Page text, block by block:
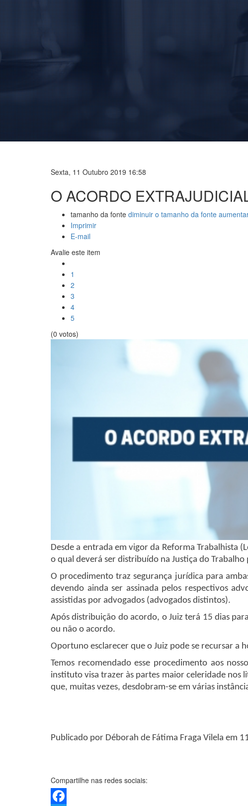
Sexta, 11 Outubro 2019 16:58
O ACORDO
tamanho da fonte diminuir o tamanho da fonte
Imprimir
E-mail
Avalie este item
1
2
3
4
5
(0 votos)
Desde a entrada em vigor da Reforma Trabalhista
o qual deverá ser distribuído na Justiça do
O procedimento traz segurança jurídica para
devendo ainda ser assinada pelos respectivos
assistidas por advogados (advogados distintos).
Após distribuição do acordo, o Juiz terá 15 dias
ou não o acordo.
Oportuno esclarecer que o Juiz pode se recursar a
Temos recomendado esse procedimento aos
instituto visa trazer às partes maior celeridade nos
que, muitas vezes, desdobram-se em várias
Publicado por Déborah de Fátima Fraga Vilela em
Compartilhe nas redes sociais: